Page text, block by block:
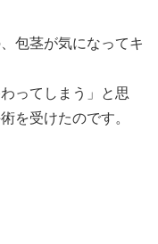
包茎が気になってキ
ってしまう」と思
を受けたのです。